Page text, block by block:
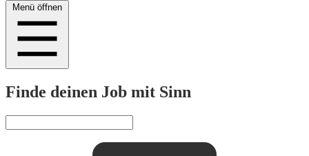
Menü öffnen
Finde deinen Job mit Sinn